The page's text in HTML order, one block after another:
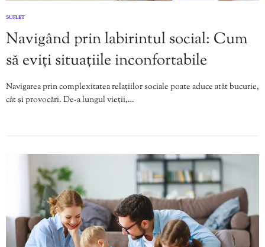
SUFLET
Navigând prin labirintul social: Cum
să eviți situațiile inconfortabile
Navigarea prin complexitatea relațiilor sociale poate aduce atât bucurie,
cât și provocări. De-a lungul vieții,…